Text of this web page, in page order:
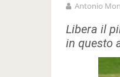
Antonio
Libera il
in questo